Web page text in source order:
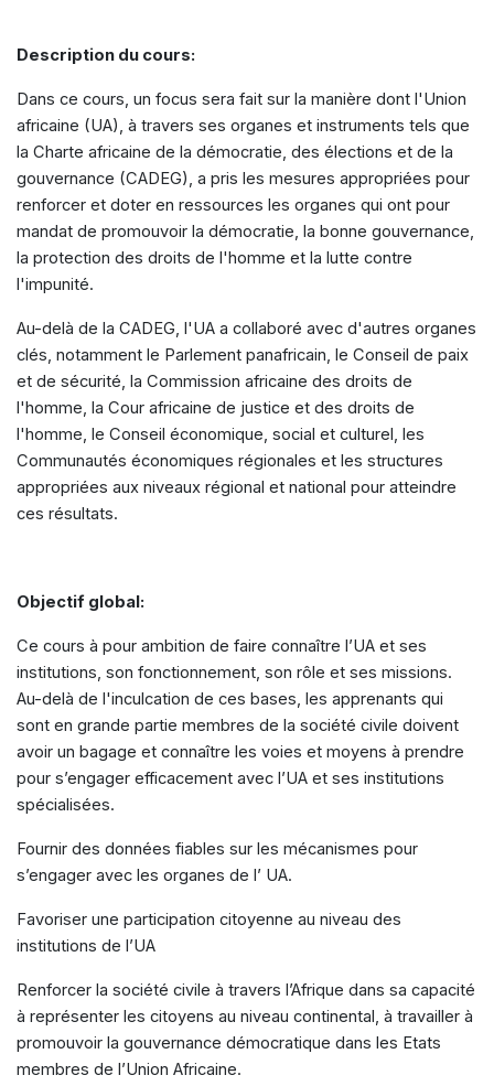
Description du cours:
Dans ce cours, un focus sera fait sur la manière dont l'Union
africaine (UA), à travers ses organes et instruments tels que
la Charte africaine de la démocratie, des élections et de la
gouvernance (CADEG), a pris les mesures appropriées pour
renforcer et doter en ressources les organes qui ont pour
mandat de promouvoir la démocratie, la bonne gouvernance,
la protection des droits de l'homme et la lutte contre
l'impunité.
Au-delà de la CADEG, l'UA a collaboré avec d'autres organes
clés, notamment le Parlement panafricain, le Conseil de paix
et de sécurité, la Commission africaine des droits de
l'homme, la Cour africaine de justice et des droits de
l'homme, le Conseil économique, social et culturel, les
Communautés économiques régionales et les structures
appropriées aux niveaux régional et national pour atteindre
ces résultats.
Objectif global:
Ce cours à pour ambition de faire connaître l’UA et ses
institutions, son fonctionnement, son rôle et ses missions.
Au-delà de l'inculcation de ces bases, les apprenants qui
sont en grande partie membres de la société civile doivent
avoir un bagage et connaître les voies et moyens à prendre
pour s’engager efficacement avec l’UA et ses institutions
spécialisées.
Fournir des données fiables sur les mécanismes pour
s’engager avec les organes de l’ UA.
Favoriser une participation citoyenne au niveau des
institutions de l’UA
Renforcer la société civile à travers l’Afrique dans sa capacité
à représenter les citoyens au niveau continental, à travailler à
promouvoir la gouvernance démocratique dans les Etats
membres de l’Union Africaine.